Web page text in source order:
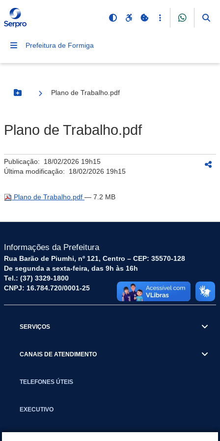
Prefeitura de Formiga
Botão Menu
Plano de Trabalho.pdf
Plano de Trabalho.pdf
Publicação: 18/02/2026 19h15
Última modificação: 18/02/2026 19h15
Plano de Trabalho.pdf — 7.2 MB
Informações da Prefeitura
Rua Barão de Piumhi, nº 121, Centro – CEP: 35570-128
De segunda a sexta-feira, das 9h às 16h
Tel.: (37) 3329-1800
CNPJ: 16.784.720/0001-25
SERVIÇOS
CANAIS DE ATENDIMENTO
TELEFONES ÚTEIS
EXECUTIVO